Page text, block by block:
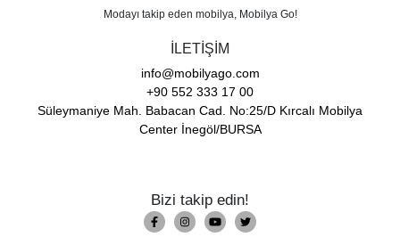
Modayı takip eden mobilya, Mobilya Go!
İLETİŞİM
info@mobilyago.com
+90 552 333 17 00
Süleymaniye Mah. Babacan Cad. No:25/D Kırcalı Mobilya
Center İnegöl/BURSA
Bizi takip edin!